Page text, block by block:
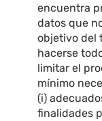
encuentra
datos que
objetivo del
hacerse
limitar el
mínimo
(i)
finalidades